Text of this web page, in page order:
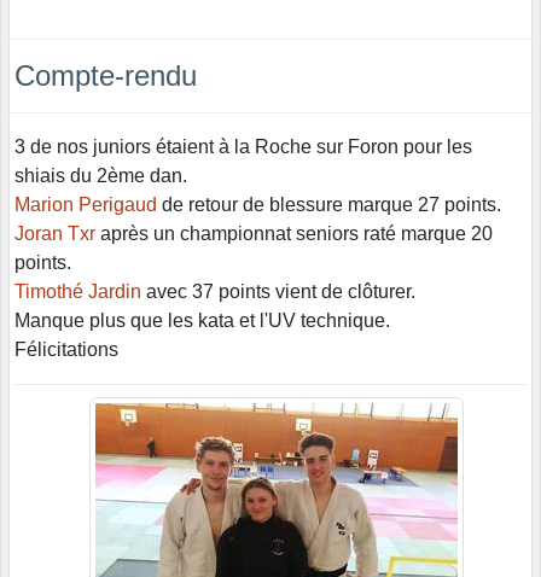
Compte-rendu
3 de nos juniors étaient à la Roche sur Foron pour les
shiais du 2ème dan.
Marion Perigaud de retour de blessure marque 27 points.
Joran Txr après un championnat seniors raté marque 20
points.
Timothé Jardin avec 37 points vient de clôturer.
Manque plus que les kata et l'UV technique.
Félicitations